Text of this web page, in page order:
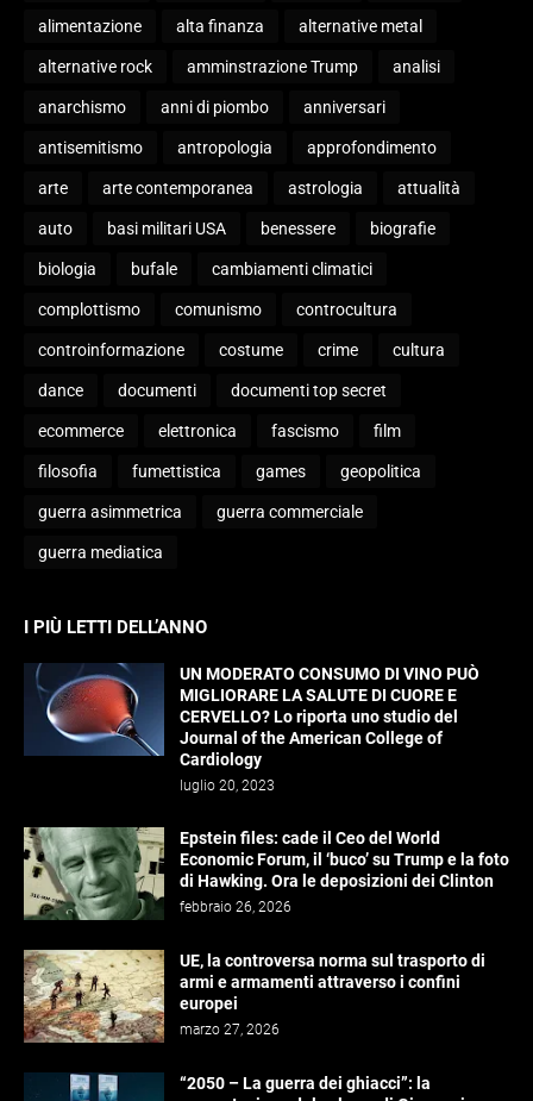
alimentazione alta finanza alternative metal
alternative rock amminstrazione Trump analisi
anarchismo anni di piombo anniversari
antisemitismo antropologia approfondimento
arte arte contemporanea astrologia attualità
auto basi militari USA benessere biografie
biologia bufale cambiamenti climatici
complottismo comunismo controcultura
controinformazione costume crime cultura
dance documenti documenti top secret
ecommerce elettronica fascismo film
filosofia fumettistica games geopolitica
guerra asimmetrica guerra commerciale
guerra mediatica
I PIÙ LETTI DELL’ANNO
UN MODERATO CONSUMO DI VINO PUÒ
MIGLIORARE LA SALUTE DI CUORE E
CERVELLO? Lo riporta uno studio del
Journal of the American College of
Cardiology
luglio 20, 2023
Epstein files: cade il Ceo del World
Economic Forum, il ‘buco’ su Trump e la foto
di Hawking. Ora le deposizioni dei Clinton
febbraio 26, 2026
UE, la controversa norma sul trasporto di
armi e armamenti attraverso i confini
europei
marzo 27, 2026
“2050 – La guerra dei ghiacci”: la